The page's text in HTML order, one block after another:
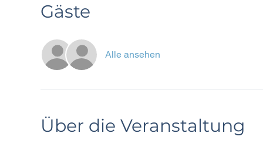
Gäste
Alle ansehen
Über die Veranstaltung